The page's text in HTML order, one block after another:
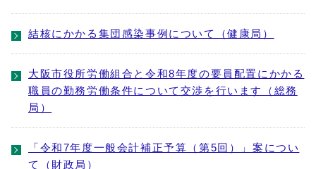
結核にかかる集団感染事例について（健康局）
大阪市役所労働組合と令和8年度の要員配置にかかる
職員の勤務労働条件について交渉を行います（総務
局）
「令和7年度一般会計補正予算（第5回）」案につい
て（財政局）